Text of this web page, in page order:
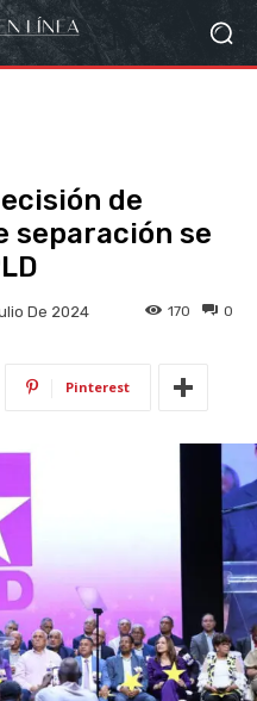
de
separación se
De 2024 0
170
Pinterest